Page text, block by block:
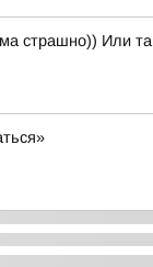
страшно)) Или